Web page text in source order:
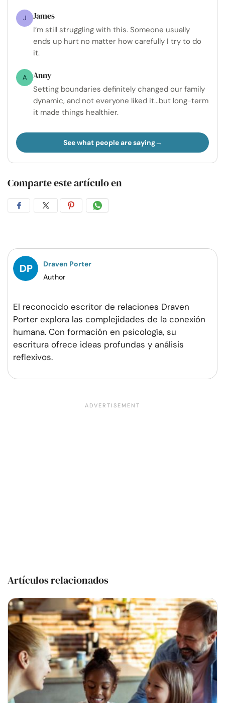
J James
I’m still struggling with this. Someone usually
ends up hurt no matter how carefully I try to do
it.
A Anny
Setting boundaries definitely changed our family
dynamic, and not everyone liked it...but long-term
it made things healthier.
See what people are saying
Comparte este artículo en
CompartirCompartirCompartirCompartir
Draven Porter
Author
El reconocido escritor de relaciones Draven
Porter explora las complejidades de la conexión
humana. Con formación en psicología, su
escritura ofrece ideas profundas y análisis
reflexivos.
Artículos relacionados